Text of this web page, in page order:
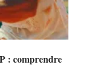
: comprendre